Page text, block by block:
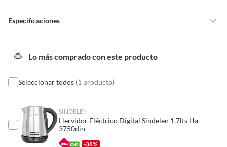
Pinturas de un color a solicitud.
En resumen:
función.
Especificaciones
Cantidad de paquetes
Condicion del
Nuevo
País de origen Chile
Lo más comprado con este producto
Seleccionar todos (1 producto)
SINDELEN
Hervidor Eléctrico Digital Sindelen 1,7lts Ha-
3750din
-38%